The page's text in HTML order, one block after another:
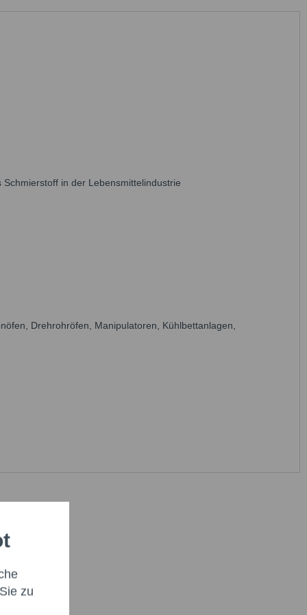
in der Lebensmittelindustrie
Drehrohröfen, Manipulatoren, Kühlbettanlagen,
zu